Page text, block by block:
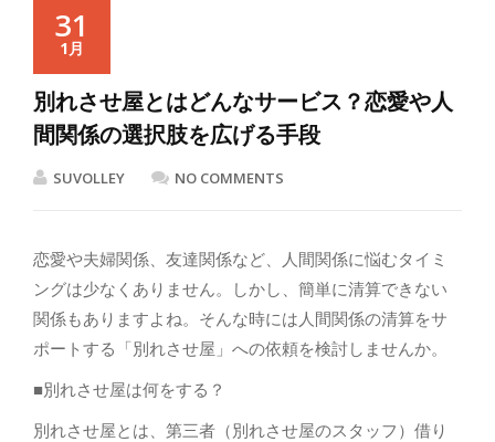
31
1月
別れさせ屋とはどんなサービス？恋愛や人
間関係の選択肢を広げる手段
SUVOLLEY NO COMMENTS
恋愛や夫婦関係、友達関係など、人間関係に悩むタイミ
ングは少なくありません。しかし、簡単に清算できない
関係もありますよね。そんな時には人間関係の清算をサ
ポートする「別れさせ屋」への依頼を検討しませんか。
■別れさせ屋は何をする？
別れさせ屋とは、第三者（別れさせ屋のスタッフ）借り